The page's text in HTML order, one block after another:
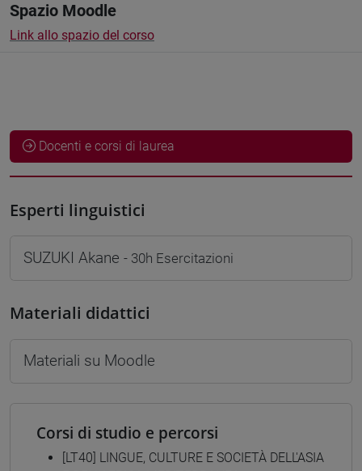
Spazio Moodle
Link allo spazio del corso
Docenti e corsi di laurea
Esperti linguistici
SUZUKI Akane - 30h Esercitazioni
Materiali didattici
Materiali su Moodle
Corsi di studio e percorsi
[LT40] LINGUE, CULTURE E SOCIETÀ DELL'ASIA